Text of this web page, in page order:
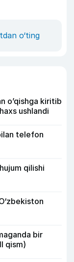
o‘ting
o’qishga kiritib
ushlandi
telefon
qilishi
bir
qism)